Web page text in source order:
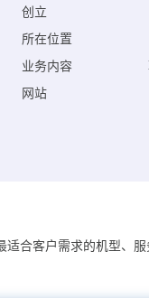
创立
所在位置
业务内容
网站
合客户需求的机型、服